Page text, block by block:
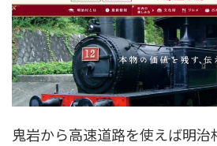
鬼岩から高速道路を使えば明